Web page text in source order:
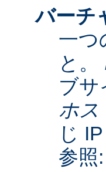
バーチ
一つ
と。
ブ
ホス
じ
参照: